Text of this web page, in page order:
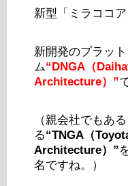
新型「ミラココ
新開発のプラッ
ム“DNGA（
Architecture）”
（親会社でもあ
る“TNGA（
Architecture）”
名ですね。）